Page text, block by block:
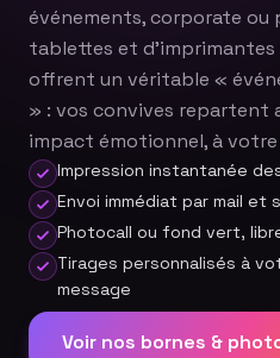
événements, corporate ou
tablettes et d'imprimantes
offrent un véritable «
» : vos convives repartent
impact émotionnel, à
Impression instantanée
Envoi immédiat par mail et
Photocall ou fond vert,
Tirages personnalisés à
message
Voir nos bornes &